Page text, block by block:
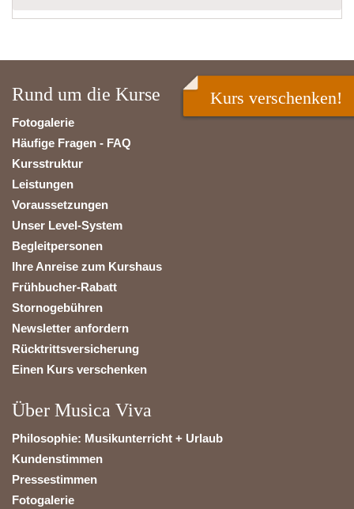
Rund um die Kurse
Fotogalerie
Häufige Fragen - FAQ
Kursstruktur
Leistungen
Voraussetzungen
Unser Level-System
Begleitpersonen
Ihre Anreise zum Kurshaus
Frühbucher-Rabatt
Stornogebühren
Newsletter anfordern
Rücktrittsversicherung
Einen Kurs verschenken
Über Musica Viva
Philosophie: Musikunterricht + Urlaub
Kundenstimmen
Pressestimmen
Fotogalerie
Kurs verschenken!